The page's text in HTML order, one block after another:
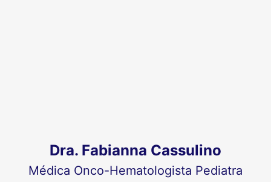
Dra. Fabianna Cassulino
Médica Onco-Hematologista Pediatra